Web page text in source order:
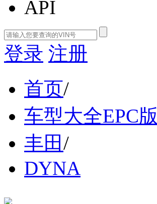
API
登录 注册
首页/
车型大全EPC版
丰田 /
DYNA